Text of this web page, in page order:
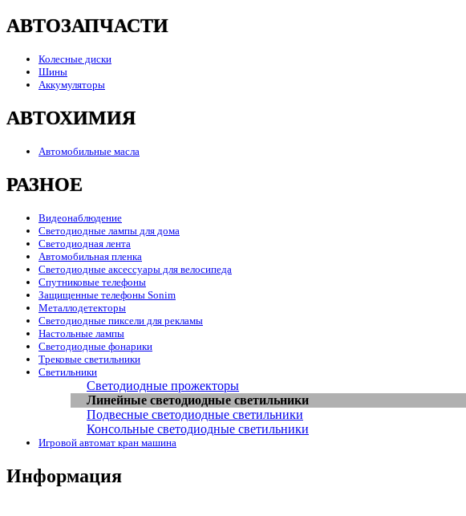
АВТОЗАПЧАСТИ
Колесные диски
Шины
Аккумуляторы
АВТОХИМИЯ
Автомобильные масла
РАЗНОЕ
Видеонаблюдение
Светодиодные лампы для дома
Светодиодная лента
Автомобильная пленка
Светодиодные аксессуары для велосипеда
Спутниковые телефоны
Защищенные телефоны Sonim
Металлодетекторы
Светодиодные пиксели для рекламы
Настольные лампы
Светодиодные фонарики
Трековые светильники
Светильники
Светодиодные прожекторы
Линейные светодиодные светильники
Подвесные светодиодные светильники
Консольные светодиодные светильники
Игровой автомат кран машина
Информация